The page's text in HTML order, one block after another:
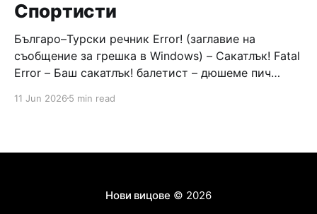
Спортисти
Българо–Турски речник Error! (заглавие на
съобщение за грешка в Windows) – Сакатлък! Fatal
Error – Баш сакатлък! балетист – дюшеме пич
Война и мир – Патаклама и рахатлък Cancel –
дявола – дур базик шаркан бабана сакатлък Двама
11 Jun 2026 5 min read
Нови вицове © 2026